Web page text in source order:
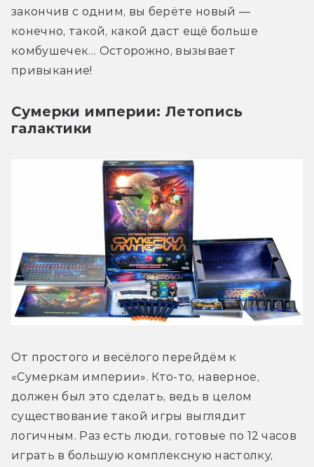
закончив с одним, вы берёте новый —
конечно, такой, какой даст ещё больше
комбушечек… Осторожно, вызывает
привыкание!
Сумерки империи: Летопись
галактики
От простого и весёлого перейдём к
«Сумеркам империи». Кто-то, наверное,
должен был это сделать, ведь в целом
существование такой игры выглядит
логичным. Раз есть люди, готовые по 12 часов
играть в большую комплексную настолку,